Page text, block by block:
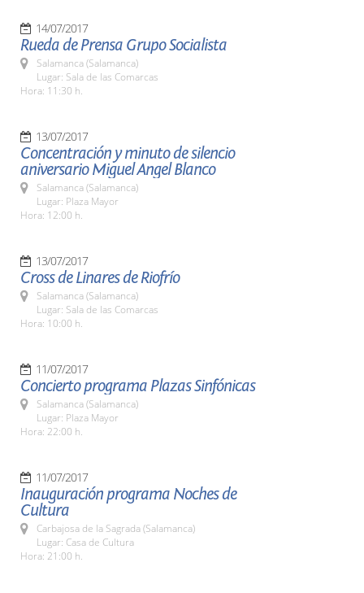
14/07/2017
Rueda de Prensa Grupo Socialista
Salamanca (Salamanca)
Lugar: Sala de las Comarcas
Hora: 11:30 h.
13/07/2017
Concentración y minuto de silencio
aniversario Miguel Angel Blanco
Salamanca (Salamanca)
Lugar: Plaza Mayor
Hora: 12:00 h.
13/07/2017
Cross de Linares de Riofrío
Salamanca (Salamanca)
Lugar: Sala de las Comarcas
Hora: 10:00 h.
11/07/2017
Concierto programa Plazas Sinfónicas
Salamanca (Salamanca)
Lugar: Plaza Mayor
Hora: 22:00 h.
11/07/2017
Inauguración programa Noches de
Cultura
Carbajosa de la Sagrada (Salamanca)
Lugar: Casa de Cultura
Hora: 21:00 h.